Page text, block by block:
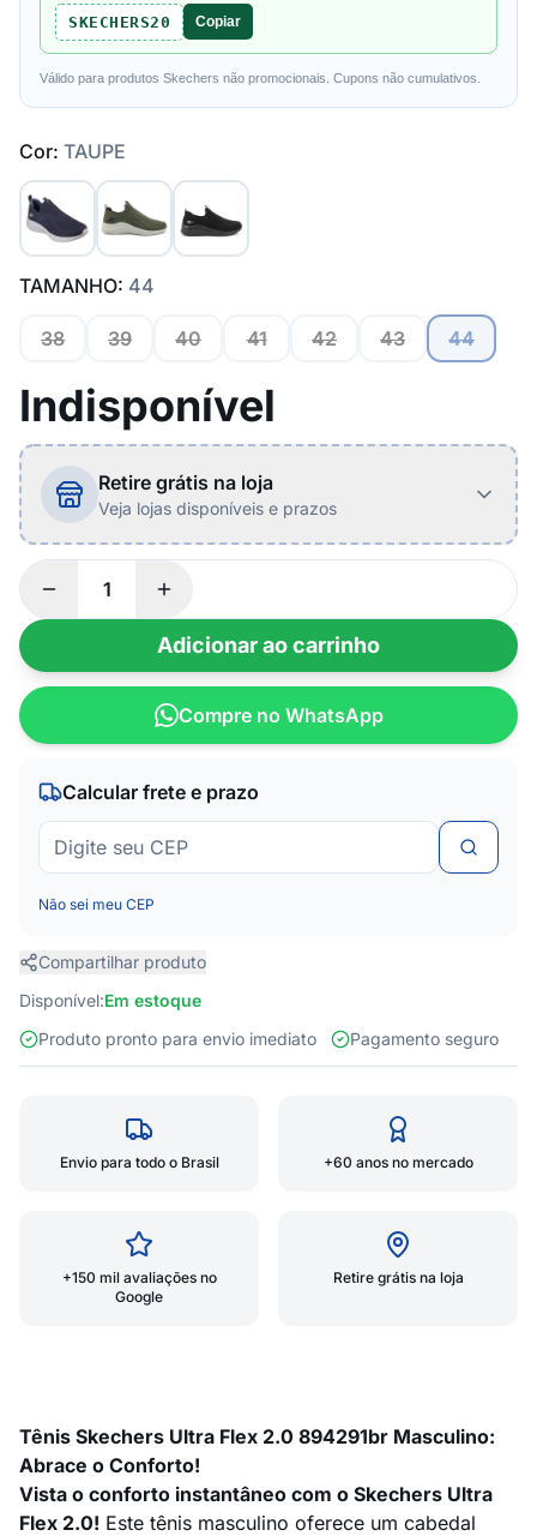
SKECHERS20 Copiar
Válido para produtos Skechers não promocionais. Cupons não cumulativos.
Cor: TAUPE
TAMANHO: 44
38 39 40 41 42 43 44
Indisponível
Retire grátis na loja
Veja lojas disponíveis e prazos
Adicionar ao carrinho
Compre no WhatsApp
Calcular frete e prazo
Não sei meu CEP
Compartilhar produto
Disponível:Em estoque
Produto pronto para envio imediato
Pagamento seguro
Envio para todo o Brasil +60 anos no mercado
+150 mil avaliações no
Google
Retire grátis na loja
Tênis Skechers Ultra Flex 2.0 894291br Masculino:
Abrace o Conforto!
Vista o conforto instantâneo com o Skechers Ultra
Flex 2.0! Este tênis masculino oferece um cabedal